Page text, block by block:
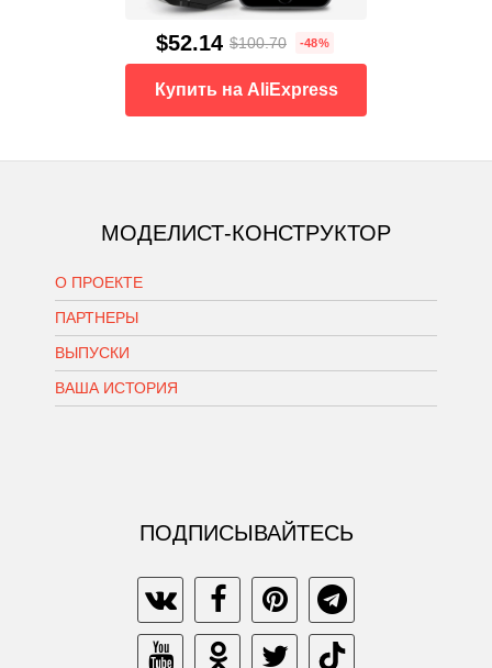
$52.14 $100.70 -48%
Купить на AliExpress
МОДЕЛИСТ-КОНСТРУКТОР
О ПРОЕКТЕ
ПАРТНЕРЫ
ВЫПУСКИ
ВАША ИСТОРИЯ
ПОДПИСЫВАЙТЕСЬ